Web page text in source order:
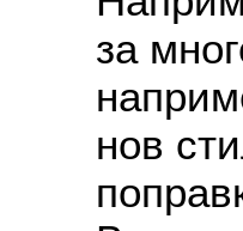
за
нов